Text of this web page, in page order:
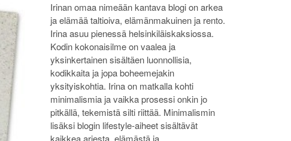
Irinan omaa nimeään kantava blogi on arkea
ja elämää taltioiva, elämänmakuinen ja rento.
Irina asuu pienessä helsinkiläiskaksiossa.
Kodin kokonaisilme on vaalea ja
yksinkertainen sisältäen luonnollisia,
kodikkaita ja jopa boheemejakin
yksityiskohtia. Irina on matkalla kohti
minimalismia ja vaikka prosessi onkin jo
pitkällä, tekemistä silti riittää. Minimalismin
lisäksi blogin lifestyle-aiheet sisältävät
kaikkea arjesta, elämästä ja